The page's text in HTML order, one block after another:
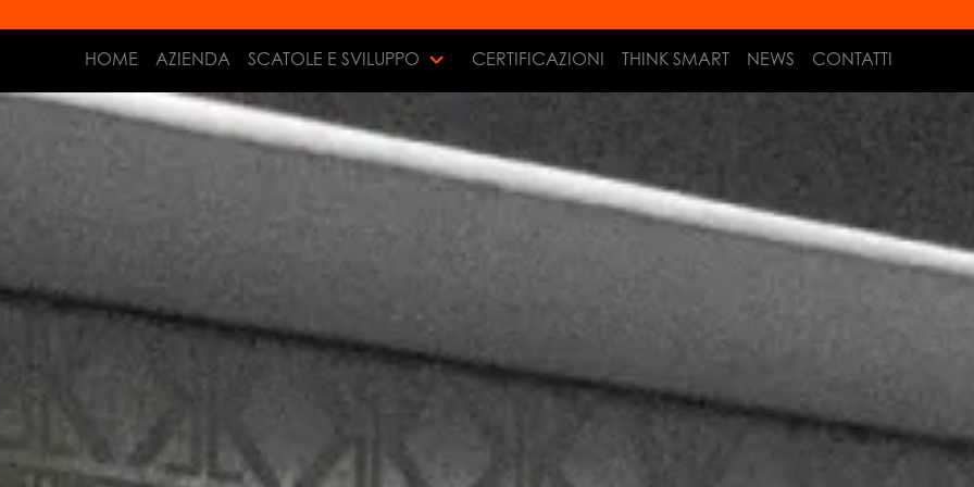
HOME AZIENDA SCATOLE E SVILUPPO CERTIFICAZIONI THINK SMART NEWS CONTATTI